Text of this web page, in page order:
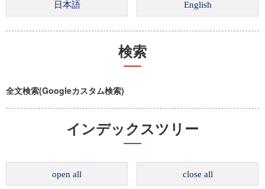
検索
全文検索(Googleカスタム検索)
インデックスツリー
open all close all